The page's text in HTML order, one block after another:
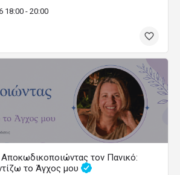
18:00 - 20:00
τον Πανικό:
το Άγχος μου